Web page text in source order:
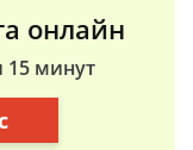
онлайн
15 минут